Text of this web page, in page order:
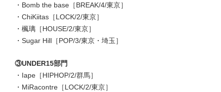
・Bomb the base［BREAK/4/東京］
・ChiKiitas［LOCK/2/東京］
・楓璃［HOUSE/2/東京］
・Sugar Hill［POP/3/東京・埼玉］
③UNDER15部門
・Iape［HIPHOP/2/群馬］
・MiRacontre［LOCK/2/東京］